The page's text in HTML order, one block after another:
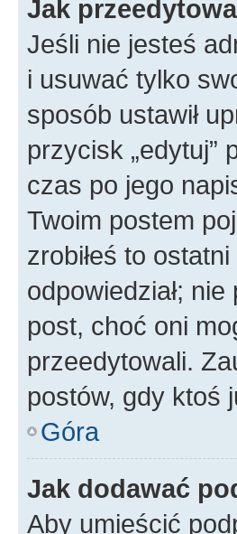
Jak
Jeśli nie jesteś
i usuwać tylko
sposób ustawił
przycisk
czas po jego
Twoim postem
zrobiłeś to
odpowiedział;
post, choć oni
przeedytowali.
postów, gdy ktoś
Góra
Jak dodawać
Aby umieścić